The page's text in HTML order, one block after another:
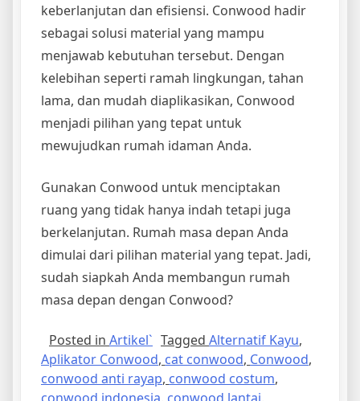
keberlanjutan dan efisiensi. Conwood hadir
sebagai solusi material yang mampu
menjawab kebutuhan tersebut. Dengan
kelebihan seperti ramah lingkungan, tahan
lama, dan mudah diaplikasikan, Conwood
menjadi pilihan yang tepat untuk
mewujudkan rumah idaman Anda.
Gunakan Conwood untuk menciptakan
ruang yang tidak hanya indah tetapi juga
berkelanjutan. Rumah masa depan Anda
dimulai dari pilihan material yang tepat. Jadi,
sudah siapkah Anda membangun rumah
masa depan dengan Conwood?
Posted in Artikel` Tagged Alternatif Kayu,
Aplikator Conwood, cat conwood, Conwood,
conwood anti rayap, conwood costum,